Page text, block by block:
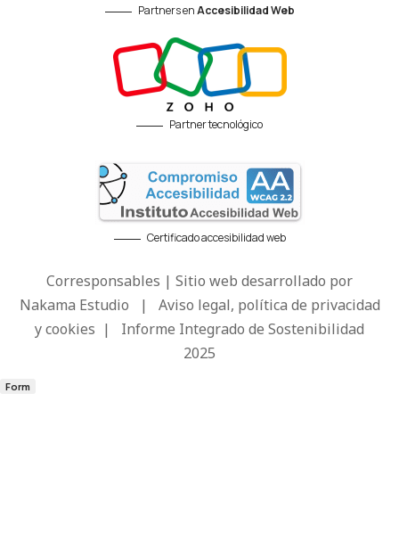
Partners enAccesibilidad Web
Partner tecnológico
Certificado accesibilidad web
Corresponsables | Sitio web desarrollado por
Nakama Estudio | Aviso legal, política de privacidad
y cookies | Informe Integrado de Sostenibilidad
2025
Form